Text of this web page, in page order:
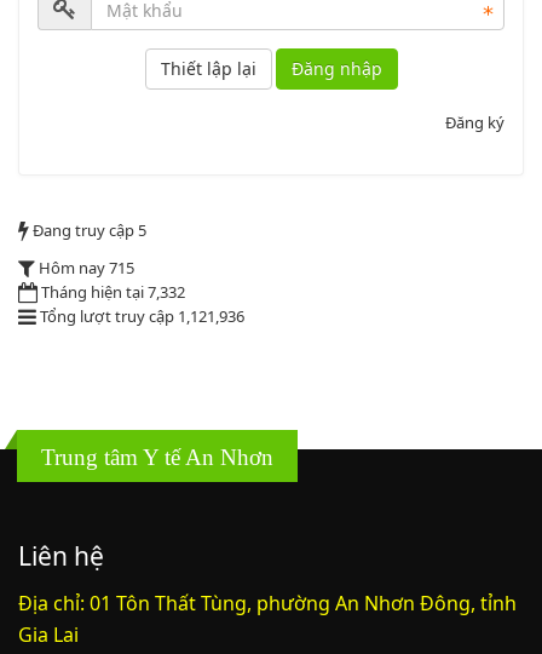
Quyết định phê duyệt danh mục vị trí việc làm
Lượt xem:3775 | lượt tải:1521
PL1-2164/UBND
PL2-2164/UBND
PL3-2164/UBND
Phụ lục 3 - Kèm theo quyết định số 2164
Đăng nhập
Đăng ký
Đang truy cập 5
Hôm nay715
Tháng hiện tại7,332
Tổng lượt truy cập 1,121,936
Trung tâm Y tế An Nhơn
Liên hệ
Địa chỉ: 01 Tôn Thất Tùng, phường An Nhơn Đông, tỉnh
Gia Lai